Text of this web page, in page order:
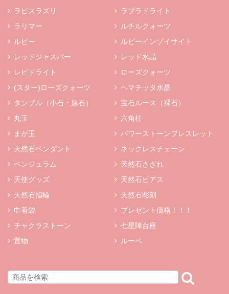
ラピスラズリ
ラブラドライト
ラリマー
ルチルクォーツ
ルビー
ルビーインゾイサイト
レッドジャスパー
レッド水晶
レピドライト
ローズクォーツ
(スター)ローズクォーツ
ヘマチッタ水晶
タンブル（小石・原石）
宝石ルース（裸石）
丸玉
六角柱
まが玉
パワーストーンブレスレット
天然石ペンダント
ネックレスチェーン
ペンジュラム
天然石さざれ
天使グッズ
天然石ピアス
天然石指輪
天然石彫刻
巾着袋
プレゼント価格！！！
チャクラストーン
七星陣台座
置物
ルーペ